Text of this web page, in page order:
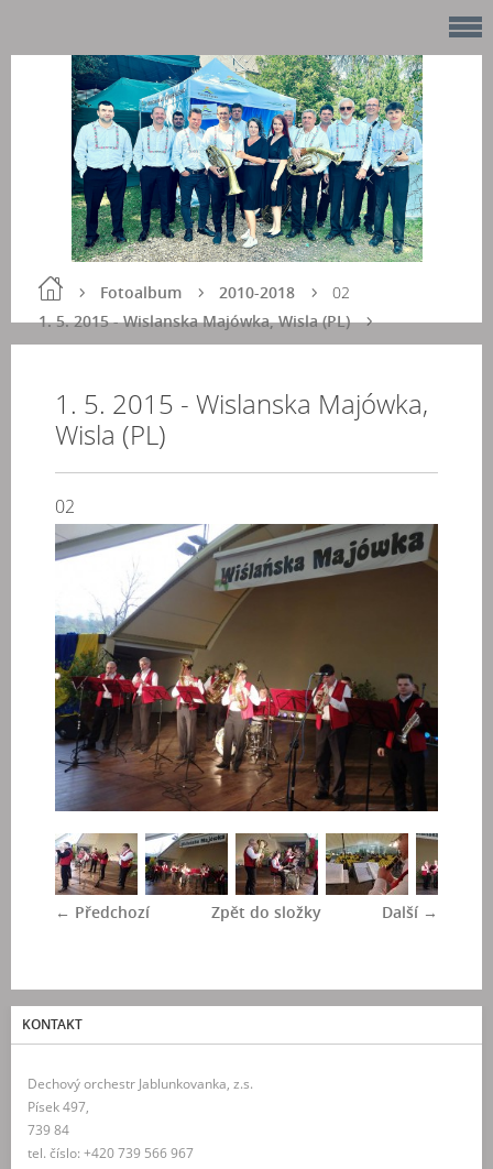
Fotoalbum
2010-2018
1. 5. 2015 - Wislanska Majówka, Wisla (PL)
02
1. 5. 2015 - Wislanska Majówka,
Wisla (PL)
02
← Předchozí Další →
Zpět do složky
KONTAKT
Dechový orchestr Jablunkovanka, z.s.
Písek 497,
739 84
tel. číslo: +420 739 566 967